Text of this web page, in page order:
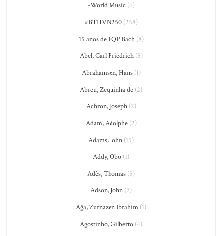
-World Music (6)
#BTHVN250(258)
15 anos de PQP Bach(8)
Abel, Carl Friedrich(5)
Abrahamsen, Hans(1)
Abreu, Zequinha de (2)
Achron, Joseph(2)
Adam, Adolphe(2)
Adams, John (15)
Addy, Obo (1)
Adès, Thomas (5)
Adson, John (2)
Ağa, Zurnazen Ibrahim (1)
Agostinho, Gilberto (4)